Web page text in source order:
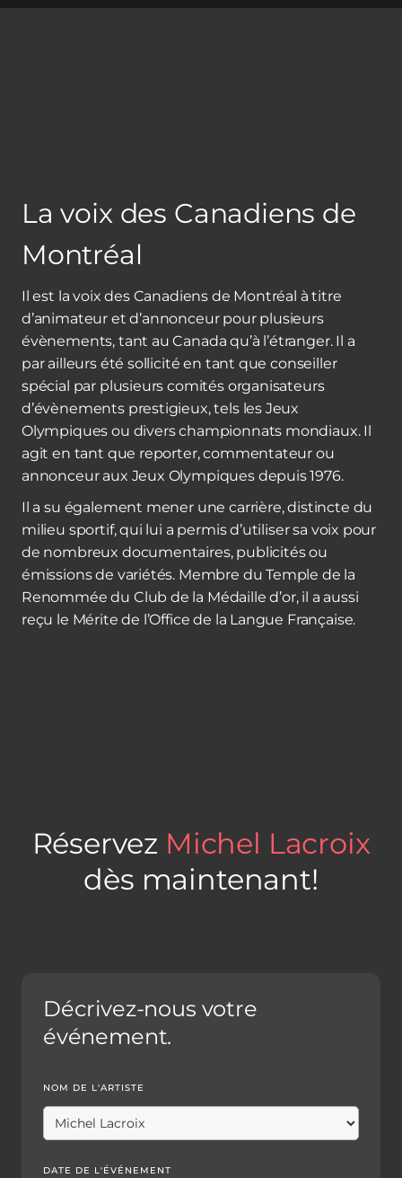
La voix des Canadiens de
Montréal
Il est la voix des Canadiens de Montréal à titre
d’animateur et d’annonceur pour plusieurs
évènements, tant au Canada qu’à l’étranger. Il a
par ailleurs été sollicité en tant que conseiller
spécial par plusieurs comités organisateurs
d’évènements prestigieux, tels les Jeux
Olympiques ou divers championnats mondiaux. Il
agit en tant que reporter, commentateur ou
annonceur aux Jeux Olympiques depuis 1976.
Il a su également mener une carrière, distincte du
milieu sportif, qui lui a permis d’utiliser sa voix pour
de nombreux documentaires, publicités ou
émissions de variétés. Membre du Temple de la
Renommée du Club de la Médaille d’or, il a aussi
reçu le Mérite de l’Office de la Langue Française.
Réservez Michel Lacroix
dès maintenant!
Décrivez-nous votre
événement.
NOM DE L'ARTISTE
DATE DE L'ÉVÉNEMENT